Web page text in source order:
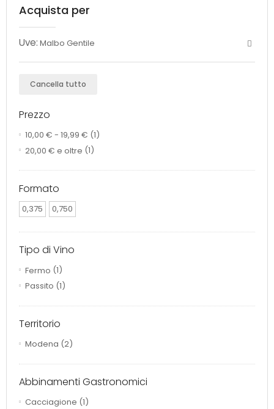
Acquista per
Uve: Malbo Gentile
Cancella tutto
Prezzo
10,00 € - 19,99 € (1)
20,00 € e oltre (1)
Formato
0,375 0,750
Tipo di Vino
Fermo (1)
Passito (1)
Territorio
Modena (2)
Abbinamenti Gastronomici
Cacciagione (1)